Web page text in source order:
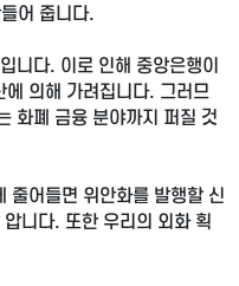
어 줍니다.
니다. 이로 인해 중앙은행이
에 의해 가려집니다. 그러므
화폐 금융 분야까지 퍼질 것
줄어들면 위안화를 발행할 신
니다. 또한 우리의 외화 획